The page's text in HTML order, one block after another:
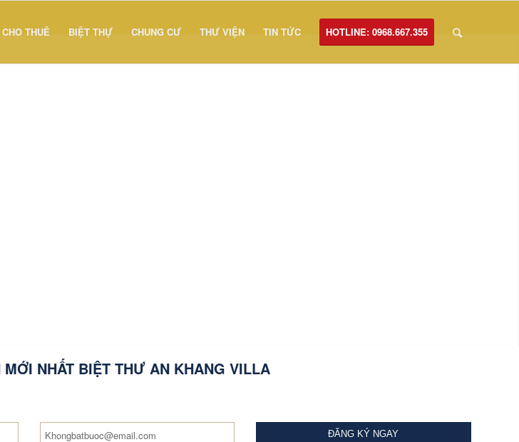
CHO THUÊ BIỆT THỰ CHUNG CƯ THƯ VIỆN TIN TỨC HOTLINE: 0968.667.355
NHẤT BIỆT THƯ AN KHANG VILLA